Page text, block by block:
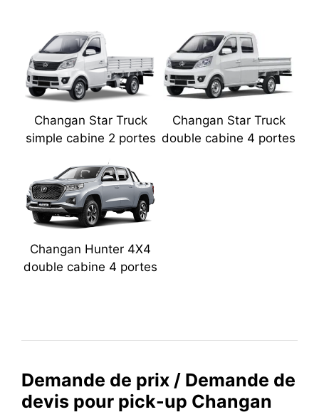
Changan Star Truck
simple cabine 2 portes
Changan Star Truck
double cabine 4 portes
Changan Hunter 4X4
double cabine 4 portes
Demande de prix / Demande de
devis pour pick-up Changan